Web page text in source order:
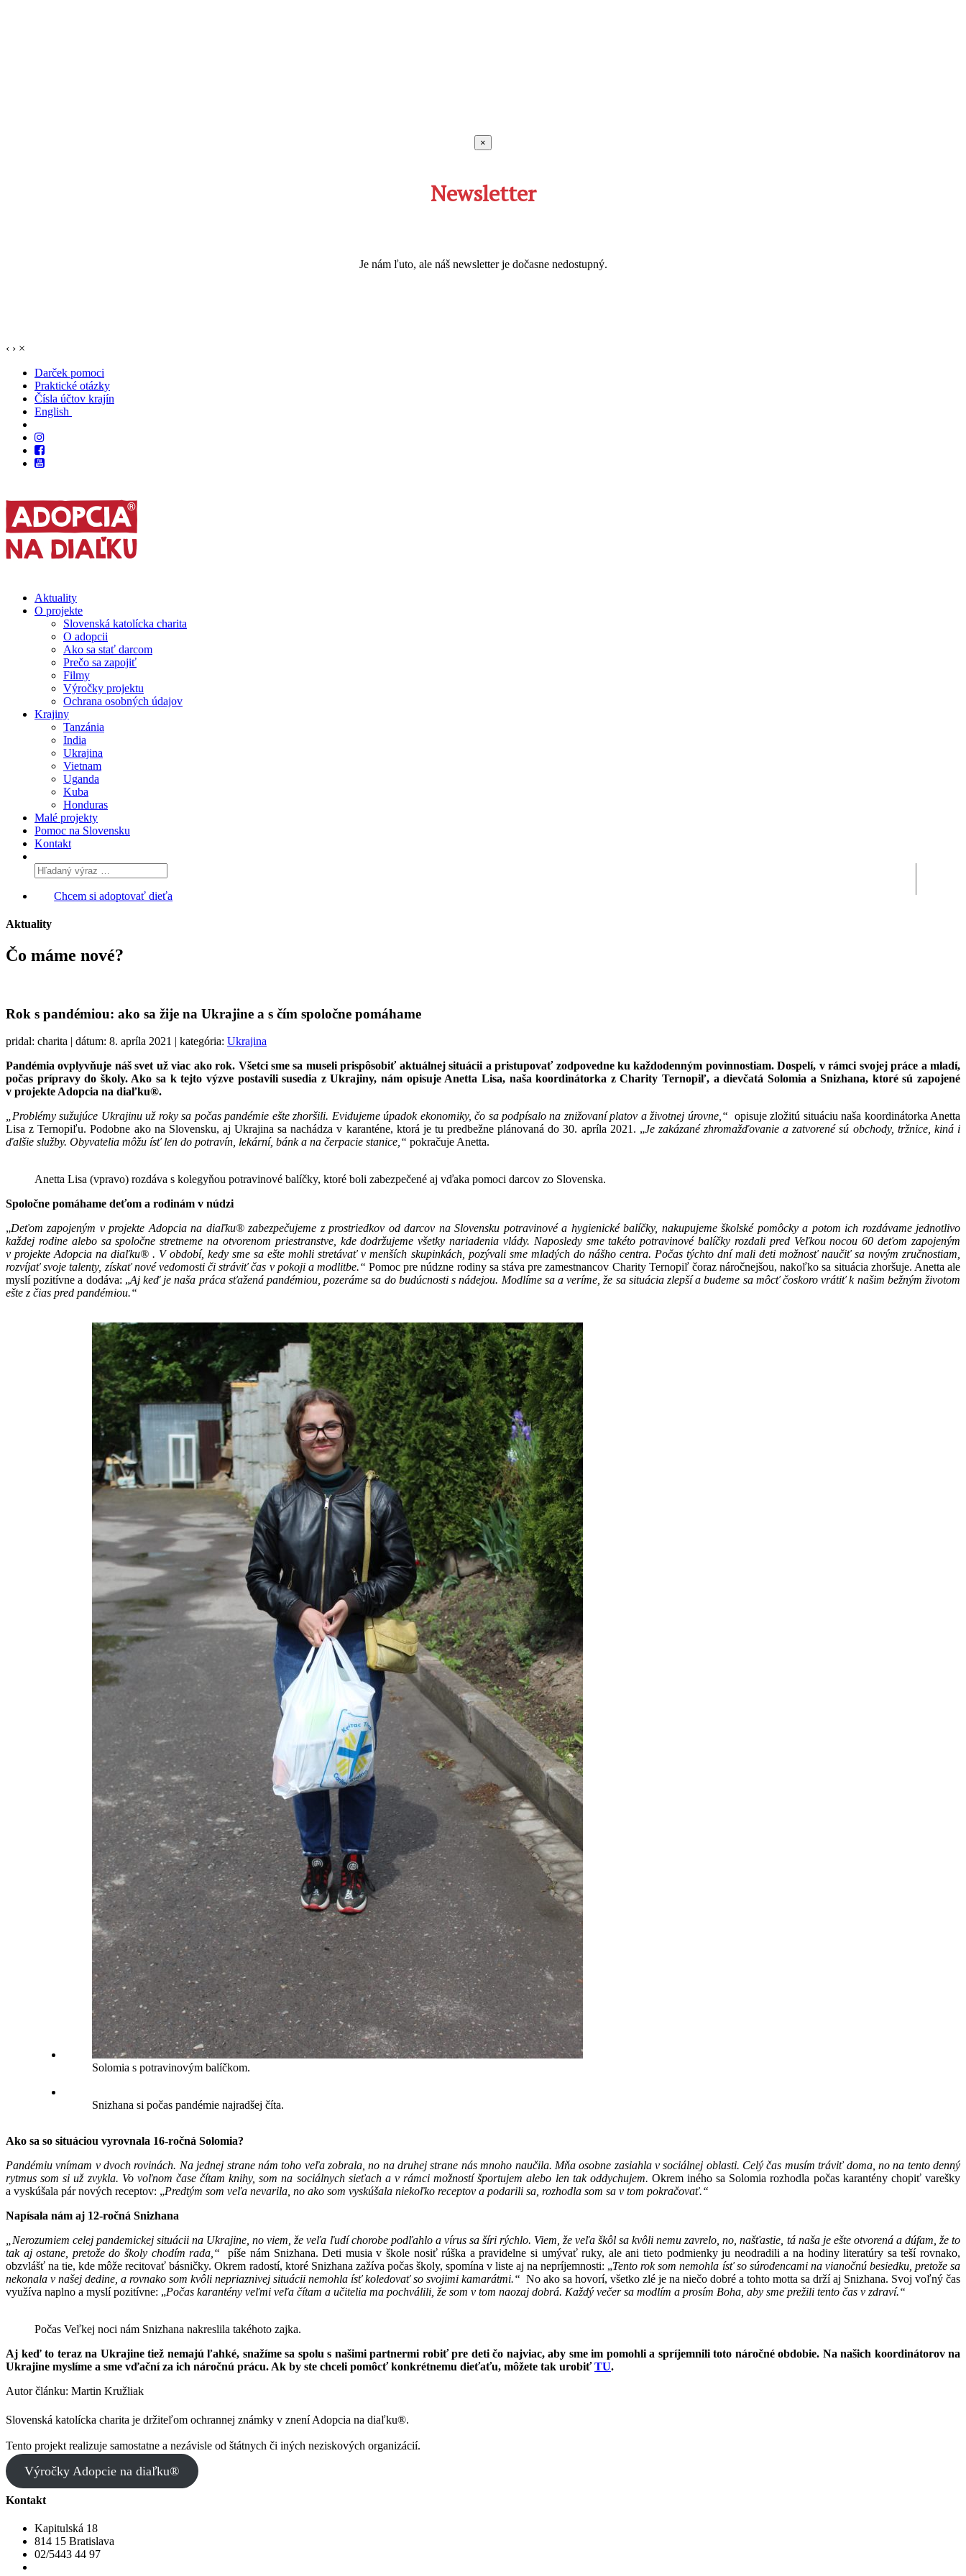
×
Newsletter
Je nám ľuto, ale náš newsletter je dočasne nedostupný.
‹ › ×
Darček pomoci
Praktické otázky
Čísla účtov krajín
English
Aktuality
O projekte
Slovenská katolícka charita
O adopcii
Ako sa stať darcom
Prečo sa zapojiť
Filmy
Výročky projektu
Ochrana osobných údajov
Krajiny
Tanzánia
India
Ukrajina
Vietnam
Uganda
Kuba
Honduras
Malé projekty
Pomoc na Slovensku
Kontakt
Chcem si adoptovať dieťa
Aktuality
Čo máme nové?
Rok s pandémiou: ako sa žije na Ukrajine a s čím spoločne pomáhame
pridal: charita | dátum: 8. apríla 2021 | kategória: Ukrajina
Pandémia ovplyvňuje náš svet už viac ako rok. Všetci sme sa museli prispôsobiť aktuálnej situácii a pristupovať zodpovedne ku každodenným povinnostiam. Dospelí, v rámci svojej práce a mladí,
počas prípravy do školy. Ako sa k tejto výzve postavili susedia z Ukrajiny, nám opisuje Anetta Lisa, naša koordinátorka z Charity Ternopiľ, a dievčatá Solomia a Snizhana, ktoré sú zapojené
v projekte Adopcia na diaľku®.
„Problémy sužujúce Ukrajinu už roky sa počas pandémie ešte zhoršili. Evidujeme úpadok ekonomiky, čo sa podpísalo na znižovaní platov a životnej úrovne,“ opisuje zložitú situáciu naša koordinátorka Anetta
Lisa z Ternopiľu. Podobne ako na Slovensku, aj Ukrajina sa nachádza v karanténe, ktorá je tu predbežne plánovaná do 30. apríla 2021. „Je zakázané zhromažďovanie a zatvorené sú obchody, tržnice, kiná i
ďalšie služby. Obyvatelia môžu ísť len do potravín, lekární, bánk a na čerpacie stanice,“ pokračuje Anetta.
Anetta Lisa (vpravo) rozdáva s kolegyňou potravinové balíčky, ktoré boli zabezpečené aj vďaka pomoci darcov zo Slovenska.
Spoločne pomáhame deťom a rodinám v núdzi
„Deťom zapojeným v projekte Adopcia na diaľku® zabezpečujeme z prostriedkov od darcov na Slovensku potravinové a hygienické balíčky, nakupujeme školské pomôcky a potom ich rozdávame jednotlivo
každej rodine alebo sa spoločne stretneme na otvorenom priestranstve, kde dodržujeme všetky nariadenia vlády. Naposledy sme takéto potravinové balíčky rozdali pred Veľkou nocou 60 deťom zapojeným
v projekte Adopcia na diaľku® . V období, kedy sme sa ešte mohli stretávať v menších skupinkách, pozývali sme mladých do nášho centra. Počas týchto dní mali deti možnosť naučiť sa novým zručnostiam,
rozvíjať svoje talenty, získať nové vedomosti či stráviť čas v pokoji a modlitbe.“ Pomoc pre núdzne rodiny sa stáva pre zamestnancov Charity Ternopiľ čoraz náročnejšou, nakoľko sa situácia zhoršuje. Anetta ale
myslí pozitívne a dodáva: „Aj keď je naša práca sťažená pandémiou, pozeráme sa do budúcnosti s nádejou. Modlíme sa a veríme, že sa situácia zlepší a budeme sa môcť čoskoro vrátiť k našim bežným životom
ešte z čias pred pandémiou.“
Solomia s potravinovým balíčkom.
Snizhana si počas pandémie najradšej číta.
Ako sa so situáciou vyrovnala 16-ročná Solomia?
Pandémiu vnímam v dvoch rovinách. Na jednej strane nám toho veľa zobrala, no na druhej strane nás mnoho naučila. Mňa osobne zasiahla v sociálnej oblasti. Celý čas musím tráviť doma, no na tento denný
rytmus som si už zvykla. Vo voľnom čase čítam knihy, som na sociálnych sieťach a v rámci možností športujem alebo len tak oddychujem. Okrem iného sa Solomia rozhodla počas karantény chopiť varešky
a vyskúšala pár nových receptov: „Predtým som veľa nevarila, no ako som vyskúšala niekoľko receptov a podarili sa, rozhodla som sa v tom pokračovať.“
Napísala nám aj 12-ročná Snizhana
„Nerozumiem celej pandemickej situácii na Ukrajine, no viem, že veľa ľudí chorobe podľahlo a vírus sa šíri rýchlo. Viem, že veľa škôl sa kvôli nemu zavrelo, no, našťastie, tá naša je ešte otvorená a dúfam, že to
tak aj ostane, pretože do školy chodím rada,“
píše nám Snizhana. Deti musia v škole nosiť rúška a pravidelne si umývať ruky, ale ani tieto podmienky ju neodradili a na hodiny literatúry sa teší rovnako,
obzvlášť na tie, kde môže recitovať básničky. Okrem radostí, ktoré Snizhana zažíva počas školy, spomína v liste aj na nepríjemnosti: „Tento rok som nemohla ísť so súrodencami na vianočnú besiedku, pretože sa
nekonala v našej dedine, a rovnako som kvôli nepriaznivej situácii nemohla ísť koledovať so svojimi kamarátmi.“ No ako sa hovorí, všetko zlé je na niečo dobré a tohto motta sa drží aj Snizhana. Svoj voľný čas
využíva naplno a myslí pozitívne: „Počas karantény veľmi veľa čítam a učitelia ma pochválili, že som v tom naozaj dobrá. Každý večer sa modlím a prosím Boha, aby sme prežili tento čas v zdraví.“
Počas Veľkej noci nám Snizhana nakreslila takéhoto zajka.
Aj keď to teraz na Ukrajine tiež nemajú ľahké, snažíme sa spolu s našimi partnermi robiť pre deti čo najviac, aby sme im pomohli a spríjemnili toto náročné obdobie. Na našich koordinátorov na
Ukrajine myslíme a sme vďační za ich náročnú prácu. Ak by ste chceli pomôcť konkrétnemu dieťaťu, môžete tak urobiťTU.
Autor článku: Martin Kružliak
Slovenská katolícka charita je držiteľom ochrannej známky v znení Adopcia na diaľku®.
Tento projekt realizuje samostatne a nezávisle od štátnych či iných neziskových organizácií.
Výročky Adopcie na diaľku®
Kontakt
Kapitulská 18
814 15 Bratislava
02/5443 44 97